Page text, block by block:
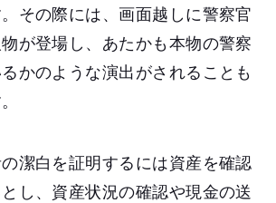
その際には、画面越しに警察官
が登場し、あたかも本物の警察
かのような演出がされることも
潔白を証明するには資産を確認
し、資産状況の確認や現金の送